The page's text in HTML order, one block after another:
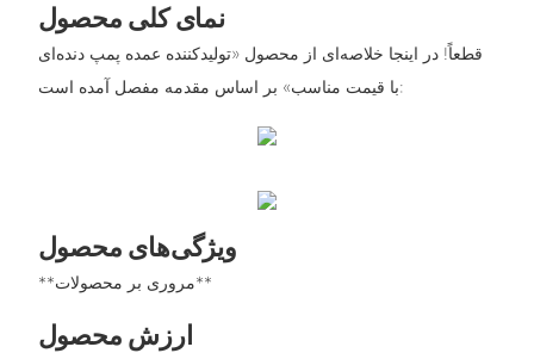
نمای کلی محصول
قطعاً! در اینجا خلاصه‌ای از محصول «تولیدکننده عمده پمپ دنده‌ای
با قیمت مناسب» بر اساس مقدمه مفصل آمده است:
ویژگی‌های محصول
**مروری بر محصولات**
ارزش محصول